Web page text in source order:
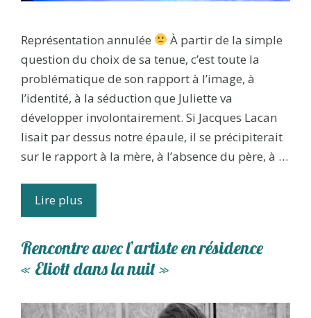
Représentation annulée
À partir de la simple
question du choix de sa tenue, c’est toute la
problématique de son rapport à l’image, à
l’identité, à la séduction que Juliette va
développer involontairement. Si Jacques Lacan
lisait par dessus notre épaule, il se précipiterait
sur le rapport à la mère, à l’absence du père, à …
Lire plus
Rencontre avec l’artiste en résidence
« Eliott dans la nuit »